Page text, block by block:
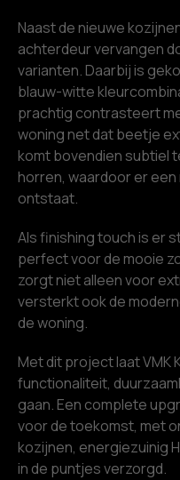
Naast de nieuwe
achterdeur vervangen
varianten. Daarbij is
blauw-witte
prachtig contrasteert
woning net dat beetje
komt bovendien subtiel
horren, waardoor er
ontstaat.
Als finishing touch is er
perfect voor de mooie
zorgt niet alleen voor
versterkt ook de
de woning.
Met dit project laat VMK
functionaliteit,
gaan. Een complete
voor de toekomst, met
kozijnen, energiezuinig
in de puntjes verzorgd.